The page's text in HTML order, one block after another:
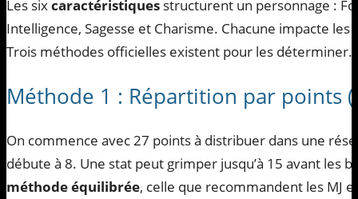
Les sixcaractéristiques structurent un personnage :
Intelligence, Sagesse et Charisme. Chacune impacte
Trois méthodes officielles existent pour les déterminer.
Méthode 1 : Répartition par points
On commence avec 27 points à distribuer dans une
débute à 8. Une stat peut grimper jusqu’à 15 avant les
méthode équilibrée, celle que recommandent les MJ